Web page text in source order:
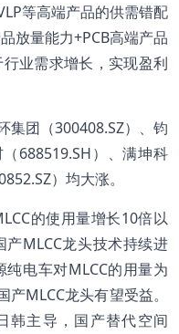
等高端产品的供需错配
放量能力+PCB高端产品
业需求增长，实现盈利
集团（300408.SZ）、钧
688519.SH）、满坤科
）均大涨。
的使用量增长10倍以
MLCC龙头技术持续进
电车对MLCC的用量为
MLCC龙头有望受益。
韩主导，国产替代空间